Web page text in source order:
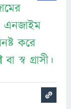
এনজাইম
করে
বা স্ব গ্রাসী।